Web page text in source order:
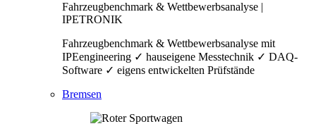
Fahrzeugbenchmark & Wettbewerbsanalyse |
IPETRONIK
Fahrzeugbenchmark & Wettbewerbsanalyse mit
IPEengineering ✓ hauseigene Messtechnik ✓ DAQ-
Software ✓ eigens entwickelten Prüfstände
Bremsen